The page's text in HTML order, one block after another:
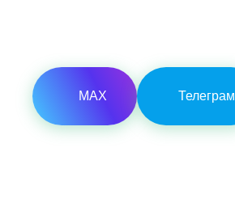
МАХ Телеграм